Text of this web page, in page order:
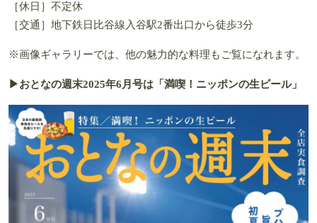
［休日］不定休
［交通］地下鉄日比谷線入谷駅2番出口から徒歩3分
※画像ギャラリーでは、他の魅力的な料理もご覧になれます。
▶おとなの週末2025年6月号は「 満喫！ニッポンの生ビール」